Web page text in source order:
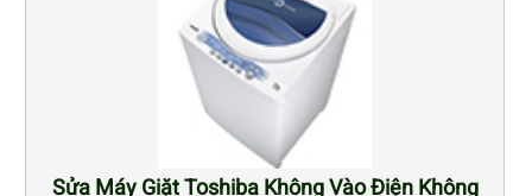
Sửa Máy Giặt Toshiba Không Vào Điện Không